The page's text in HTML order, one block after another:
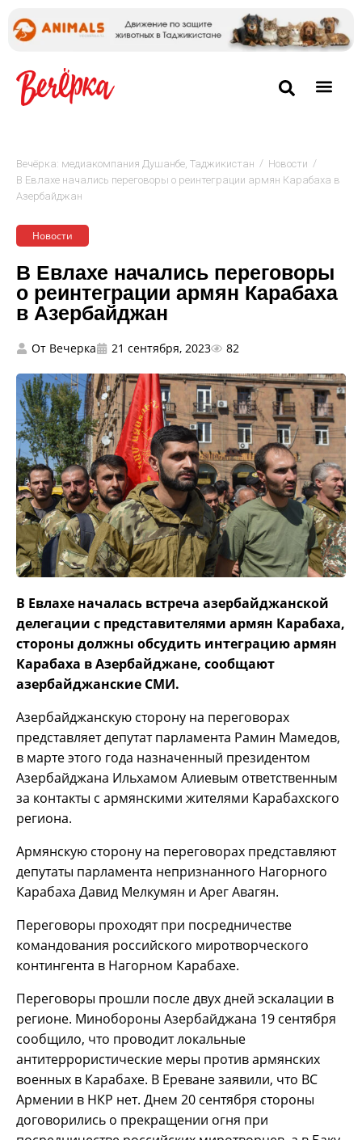
Вечёрка: медиакомпания Душанбе, Таджикистан / Новости /
В Евлахе начались переговоры о реинтеграции армян Карабаха в
Азербайджан
Новости
В Евлахе начались переговоры
о реинтеграции армян Карабаха
в Азербайджан
От Вечерка 21 сентября, 2023 82
В Евлахе началась встреча азербайджанской
делегации с представителями армян Карабаха,
стороны должны обсудить интеграцию армян
Карабаха в Азербайджане, сообщают
азербайджанские СМИ.
Азербайджанскую сторону на переговорах
представляет депутат парламента Рамин Мамедов,
в марте этого года назначенный президентом
Азербайджана Ильхамом Алиевым ответственным
за контакты с армянскими жителями Карабахского
региона.
Армянскую сторону на переговорах представляют
депутаты парламента непризнанного Нагорного
Карабаха Давид Мелкумян и Арег Авагян.
Переговоры проходят при посредничестве
командования российского миротворческого
контингента в Нагорном Карабахе.
Переговоры прошли после двух дней эскалации в
регионе. Минобороны Азербайджана 19 сентября
сообщило, что проводит локальные
антитеррористические меры против армянских
военных в Карабахе. В Ереване заявили, что ВС
Армении в НКР нет. Днем 20 сентября стороны
договорились о прекращении огня при